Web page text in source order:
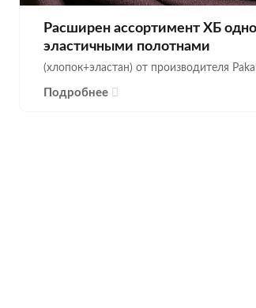
Расширен ассортимент ХБ
эластичными полотнами
(хлопок+эластан) от производителя
Подробнее